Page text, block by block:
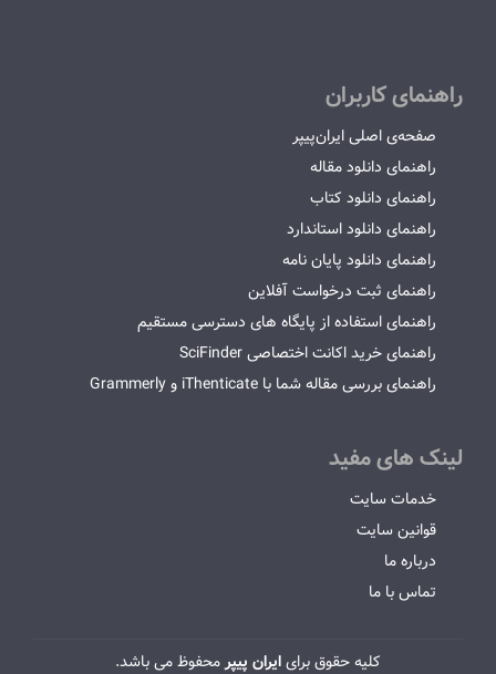
راهنمای کاربران
صفحه‌ی اصلی ایران‌پیپر
راهنمای دانلود مقاله
راهنمای دانلود کتاب
راهنمای دانلود استاندارد
راهنمای دانلود پایان نامه
راهنمای ثبت درخواست آفلاین
راهنمای استفاده از پایگاه های دسترسی مستقیم
راهنمای خرید اکانت اختصاصی SciFinder
راهنمای بررسی مقاله شما با iThenticate و Grammerly
لینک های مفید
خدمات سایت
قوانین سایت
درباره ما
تماس با ما
کلیه حقوق برایایران پیپرمحفوظ می باشد.